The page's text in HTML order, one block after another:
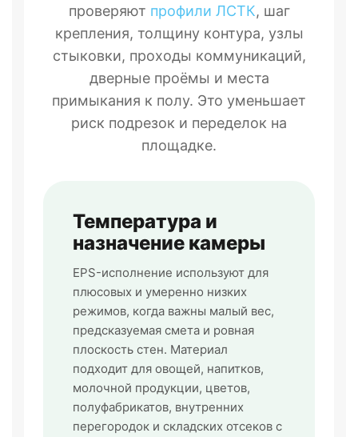
проверяют профили ЛСТК, шаг
крепления, толщину контура, узлы
стыковки, проходы коммуникаций,
дверные проёмы и места
примыкания к полу. Это уменьшает
риск подрезок и переделок на
площадке.
Температура и
назначение камеры
EPS-исполнение используют для
плюсовых и умеренно низких
режимов, когда важны малый вес,
предсказуемая смета и ровная
плоскость стен. Материал
подходит для овощей, напитков,
молочной продукции, цветов,
полуфабрикатов, внутренних
перегородок и складских отсеков с